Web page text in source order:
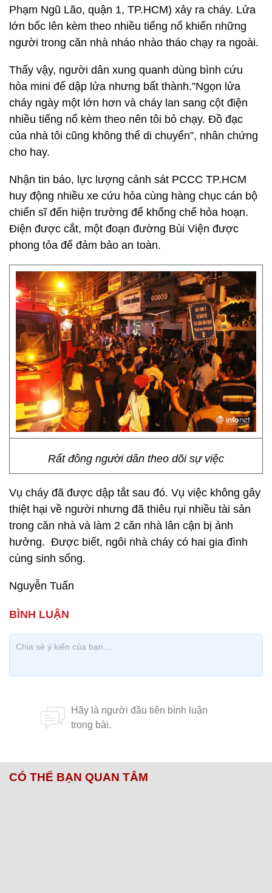
Phạm Ngũ Lão, quận 1, TP.HCM) xảy ra cháy. Lửa
lớn bốc lên kèm theo nhiều tiếng nổ khiến những
người trong căn nhà nháo nhào tháo chạy ra ngoài.
Thấy vậy, người dân xung quanh dùng bình cứu
hỏa mini để dập lửa nhưng bất thành.”Ngọn lửa
cháy ngày một lớn hơn và cháy lan sang cột điện
nhiều tiếng nổ kèm theo nên tôi bỏ chạy. Đồ đạc
của nhà tôi cũng không thể di chuyển”, nhân chứng
cho hay.
Nhận tin báo, lực lượng cảnh sát PCCC TP.HCM
huy động nhiều xe cứu hỏa cùng hàng chục cán bộ
chiến sĩ đến hiện trường để khống chế hỏa hoạn.
Điện được cắt, một đoạn đường Bùi Viện được
phong tỏa để đảm bảo an toàn.
Rất đông người dân theo dõi sự việc
Vụ cháy đã được dập tắt sau đó. Vụ việc không gây
thiệt hại về người nhưng đã thiêu rụi nhiều tài sản
trong căn nhà và làm 2 căn nhà lân cận bị ảnh
hưởng. Được biết, ngôi nhà cháy có hai gia đình
cùng sinh sống.
Nguyễn Tuấn
CÓ THỂ BẠN QUAN TÂM